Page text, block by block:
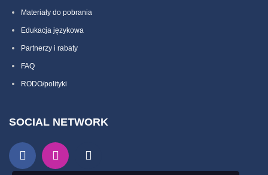
Materiały do pobrania
Edukacja językowa
Partnerzy i rabaty
FAQ
RODO/polityki
SOCIAL NETWORK